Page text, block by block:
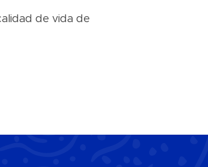
de vida de